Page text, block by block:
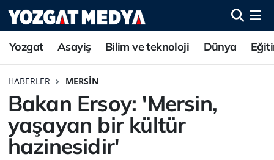
Yozgat Asayiş Bilim ve teknoloji Dünya
HABERLER MERSIN
Bakan Ersoy: 'Mersin,
yaşayan bir kültür
hazinesidir'